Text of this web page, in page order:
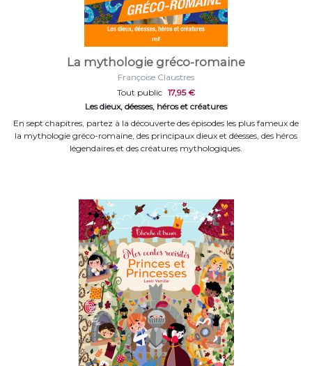
La mythologie gréco-romaine
Françoise Claustres
Tout public 17,95 €
Les dieux, déesses, héros et créatures
En sept chapitres, partez à la découverte des épisodes les plus fameux de
la mythologie gréco-romaine, des principaux dieux et déesses, des héros
légendaires et des créatures mythologiques.